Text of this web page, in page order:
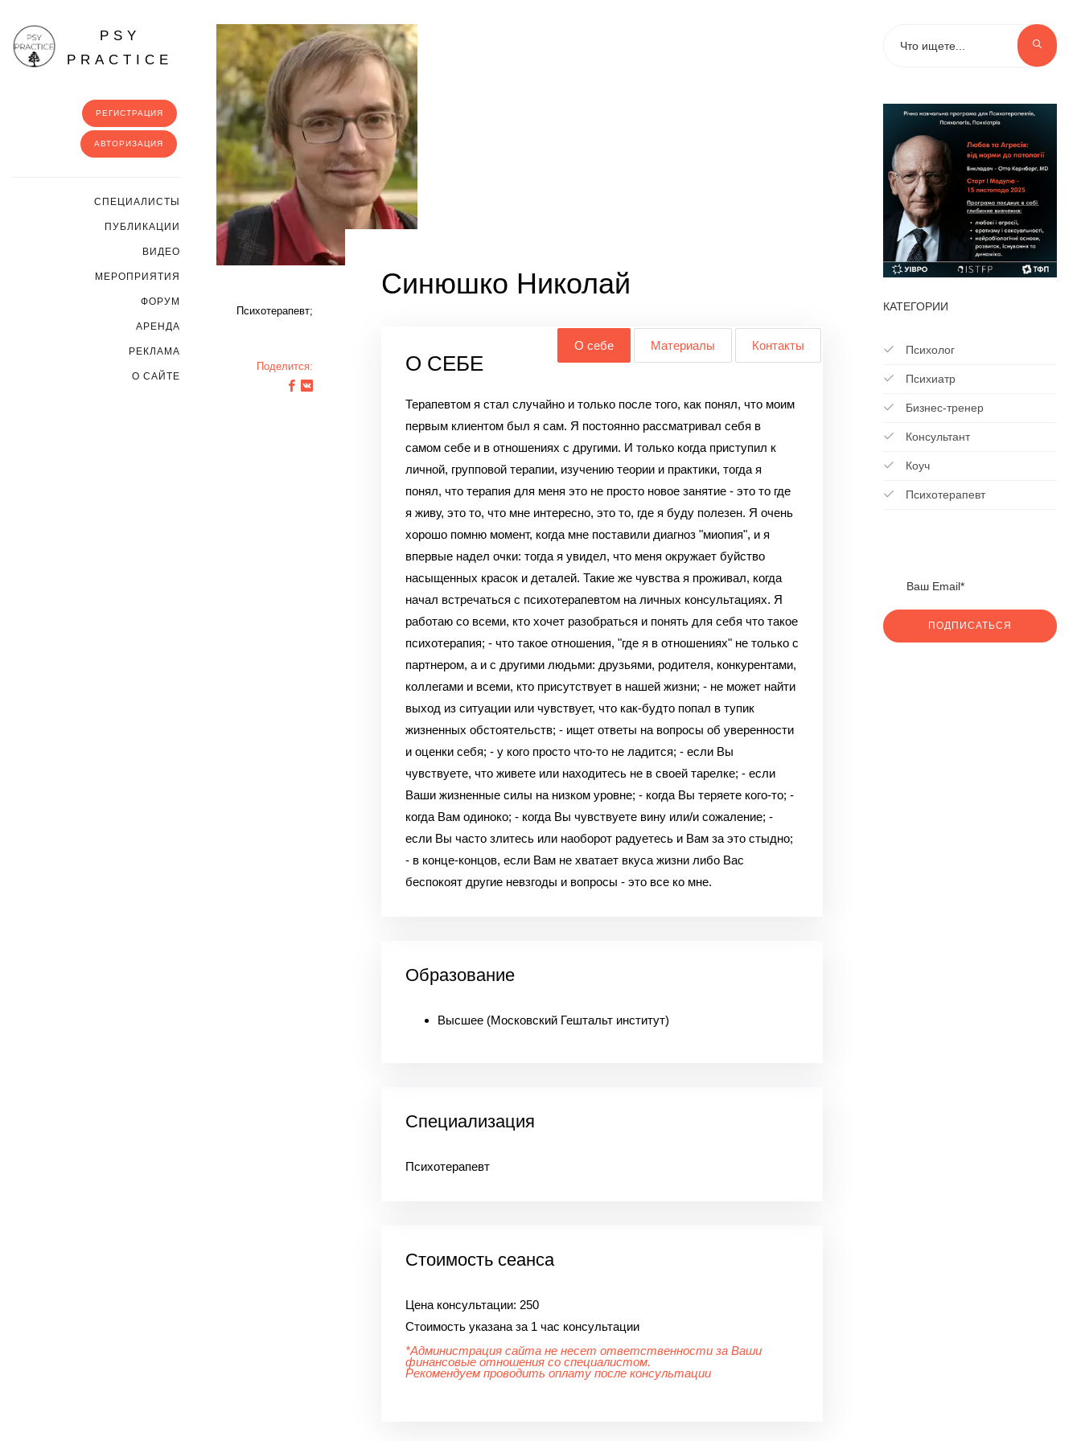
PSY
PRACTICE
РЕГИСТРАЦИЯ
АВТОРИЗАЦИЯ
CПЕЦИАЛИСТЫ
ПУБЛИКАЦИИ
ВИДЕО
МЕРОПРИЯТИЯ
ФОРУМ
АРЕНДА
РЕКЛАМА
О САЙТЕ
Психотерапевт;
Поделится:
Синюшко Николай
О себе Материалы Контакты
О СЕБЕ
Терапевтом я стал случайно и только после того, как понял, что моим
первым клиентом был я сам. Я постоянно рассматривал себя в
самом себе и в отношениях с другими. И только когда приступил к
личной, групповой терапии, изучению теории и практики, тогда я
понял, что терапия для меня это не просто новое занятие - это то где
я живу, это то, что мне интересно, это то, где я буду полезен. Я очень
хорошо помню момент, когда мне поставили диагноз "миопия", и я
впервые надел очки: тогда я увидел, что меня окружает буйство
насыщенных красок и деталей. Такие же чувства я проживал, когда
начал встречаться с психотерапевтом на личных консультациях. Я
работаю со всеми, кто хочет разобраться и понять для себя что такое
психотерапия; - что такое отношения, "где я в отношениях" не только с
партнером, а и с другими людьми: друзьями, родителя, конкурентами,
коллегами и всеми, кто присутствует в нашей жизни; - не может найти
выход из ситуации или чувствует, что как-будто попал в тупик
жизненных обстоятельств; - ищет ответы на вопросы об уверенности
и оценки себя; - у кого просто что-то не ладится; - если Вы
чувствуете, что живете или находитесь не в своей тарелке; - если
Ваши жизненные силы на низком уровне; - когда Вы теряете кого-то; -
когда Вам одиноко; - когда Вы чувствуете вину или/и сожаление; -
если Вы часто злитесь или наоборот радуетесь и Вам за это стыдно;
- в конце-концов, если Вам не хватает вкуса жизни либо Вас
беспокоят другие невзгоды и вопросы - это все ко мне.
Образование
Высшее (Московский Гештальт институт)
Специализация
Психотерапевт
Стоимость сеанса
Цена консультации: 250
Стоимость указана за 1 час консультации
*Администрация сайта не несет ответственности за Ваши
финансовые отношения со специалистом.
Рекомендуем проводить оплату после консультации
КАТЕГОРИИ
Психолог
Психиатр
Бизнес-тренер
Консультант
Коуч
Психотерапевт
ПОДПИСАТЬСЯ